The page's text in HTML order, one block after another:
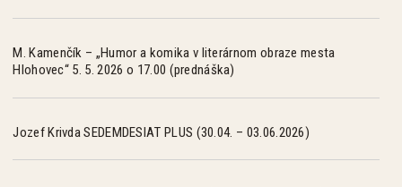
M. Kamenčík – „Humor a komika v literárnom obraze mesta
Hlohovec“ 5. 5. 2026 o 17.00 (prednáška)
Jozef Krivda SEDEMDESIAT PLUS (30.04. – 03.06.2026)